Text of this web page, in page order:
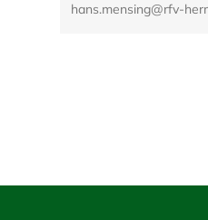
hans.mensing@rfv-